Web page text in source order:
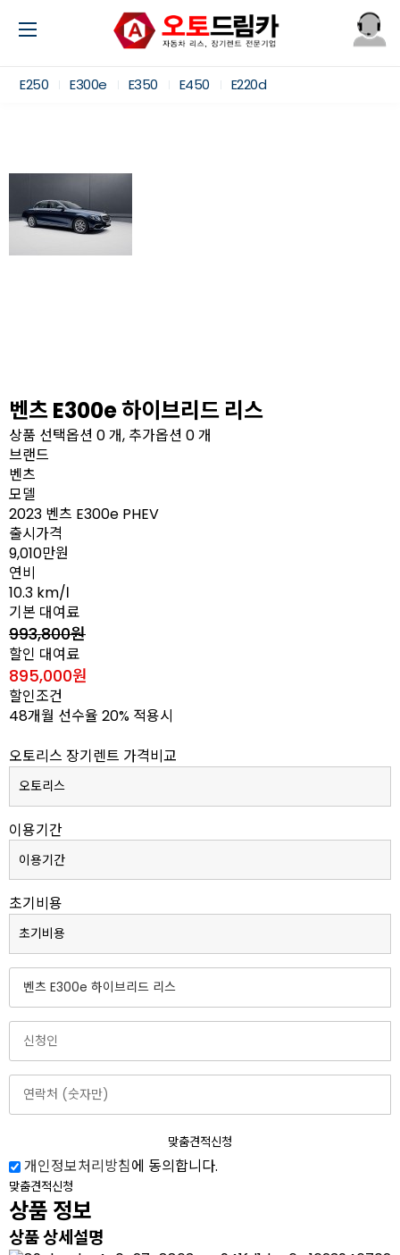
E250 E300e E350 E450 E220d
벤츠 E300e 하이브리드 리스
상품 선택옵션 0 개, 추가옵션 0 개
브랜드
벤츠
모델
2023 벤츠 E300e PHEV
출시가격
9,010만원
연비
10.3 km/ℓ
기본 대여료
993,800원
할인 대여료
895,000원
할인조건
48개월 선수율 20% 적용시
오토리스 장기렌트 가격비교
이용기간
초기비용
맞춤견적신청
개인정보처리방침에 동의합니다.
맞춤견적신청
상품 정보
상품 상세설명